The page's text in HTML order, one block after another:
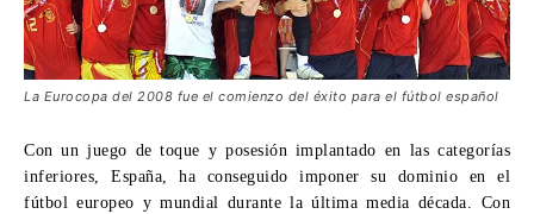
La Eurocopa del 2008 fue el comienzo del éxito para el fútbol español
Con un juego de toque y posesión implantado en las categorías
inferiores, España, ha conseguido imponer su dominio en el
fútbol europeo y mundial durante la última media década. Con